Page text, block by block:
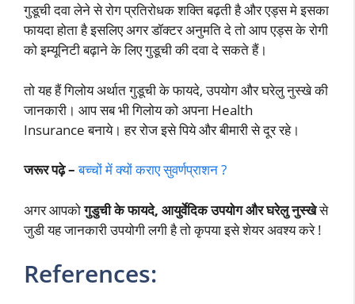
गुडूची दवा लेने से रोग प्रतिरोधक शक्ति बढ़ती है और एड्स मे इसका
फायदा होता है इसलिए अगर डॉक्टर अनुमति दे तो आप एड्स के रोगी
को इम्यूनिटी बढ़ाने के लिए गुडूची की दवा दे सकते हैं।
तो यह हैं गिलोय अर्थात गुडूची के फायदे, उपयोग और घरेलु नुस्खे की
जानकारी। आप सब भी गिलोय को अपना Health
Insurance बनाये। हर रोज इसे पिये और बीमारी से दूर रहे।
जरूर पढ़े – बच्चों में क्यों कराए सुवर्णप्राशन ?
अगर आपकोगुडुची के फायदे, आयुर्वेदिक उपयोग और घरेलु नुस्खेसे
जुडी यह जानकारी उपयोगी लगी है तो कृपया इसे शेयर अवश्य करे !
References: